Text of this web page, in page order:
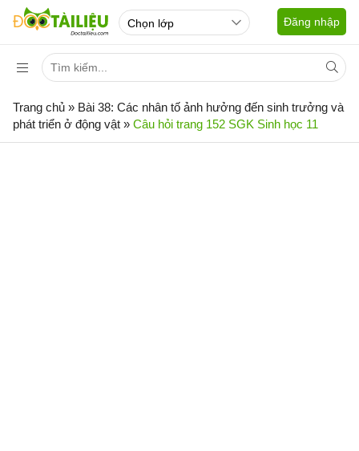
Đăng nhập
Trang chủ » Bài 38: Các nhân tố ảnh hưởng đến sinh trưởng và
phát triển ở động vật » Câu hỏi trang 152 SGK Sinh học 11